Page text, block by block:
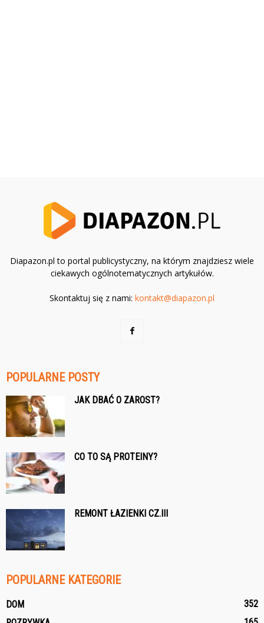
Diapazon.pl to portal publicystyczny, na którym znajdziesz wiele
ciekawych ogólnotematycznych artykułów.
Skontaktuj się z nami: kontakt@diapazon.pl
POPULARNE POSTY
JAK DBAĆ O ZAROST?
CO TO SĄ PROTEINY?
REMONT ŁAZIENKI CZ.III
POPULARNE KATEGORIE
DOM
352